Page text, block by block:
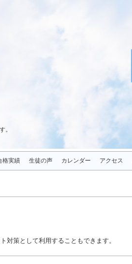
。
格実績 生徒の声 カレンダー アクセス
対策として利用することもできます。